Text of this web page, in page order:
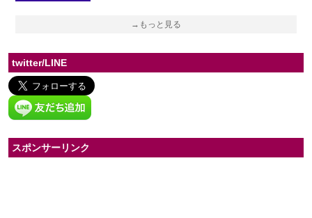
→もっと見る
twitter/LINE
スポンサーリンク